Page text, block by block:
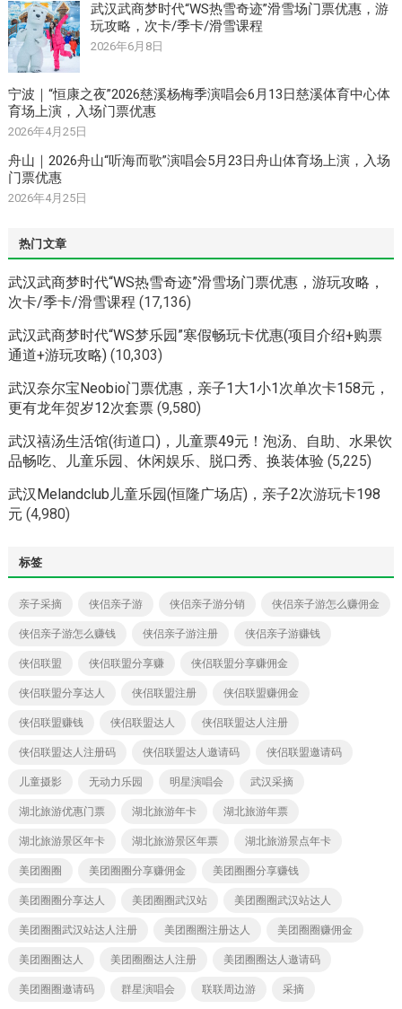
武汉武商梦时代“WS热雪奇迹”滑雪场门票优惠，游
玩攻略，次卡/季卡/滑雪课程
2026年6月8日
宁波｜“恒康之夜”2026慈溪杨梅季演唱会6月13日慈溪体育中心体
育场上演，入场门票优惠
2026年4月25日
舟山｜2026舟山“听海而歌”演唱会5月23日舟山体育场上演，入场
门票优惠
2026年4月25日
热门文章
武汉武商梦时代“WS热雪奇迹”滑雪场门票优惠，游玩攻略，
次卡/季卡/滑雪课程 (17,136)
武汉武商梦时代“WS梦乐园”寒假畅玩卡优惠(项目介绍+购票
通道+游玩攻略) (10,303)
武汉奈尔宝Neobio门票优惠，亲子1大1小1次单次卡158元，
更有龙年贺岁12次套票 (9,580)
武汉禧汤生活馆(街道口)，儿童票49元！泡汤、自助、水果饮
品畅吃、儿童乐园、休闲娱乐、脱口秀、换装体验 (5,225)
武汉Melandclub儿童乐园(恒隆广场店)，亲子2次游玩卡198
元 (4,980)
标签
亲子采摘 侠侣亲子游 侠侣亲子游分销 侠侣亲子游怎么赚佣金
侠侣亲子游怎么赚钱 侠侣亲子游注册 侠侣亲子游赚钱
侠侣联盟 侠侣联盟分享赚 侠侣联盟分享赚佣金
侠侣联盟分享达人 侠侣联盟注册 侠侣联盟赚佣金
侠侣联盟赚钱 侠侣联盟达人 侠侣联盟达人注册
侠侣联盟达人注册码 侠侣联盟达人邀请码 侠侣联盟邀请码
儿童摄影 无动力乐园 明星演唱会 武汉采摘
湖北旅游优惠门票 湖北旅游年卡 湖北旅游年票
湖北旅游景区年卡 湖北旅游景区年票 湖北旅游景点年卡
美团圈圈 美团圈圈分享赚佣金 美团圈圈分享赚钱
美团圈圈分享达人 美团圈圈武汉站 美团圈圈武汉站达人
美团圈圈武汉站达人注册 美团圈圈注册达人 美团圈圈赚佣金
美团圈圈达人 美团圈圈达人注册 美团圈圈达人邀请码
美团圈圈邀请码 群星演唱会 联联周边游 采摘